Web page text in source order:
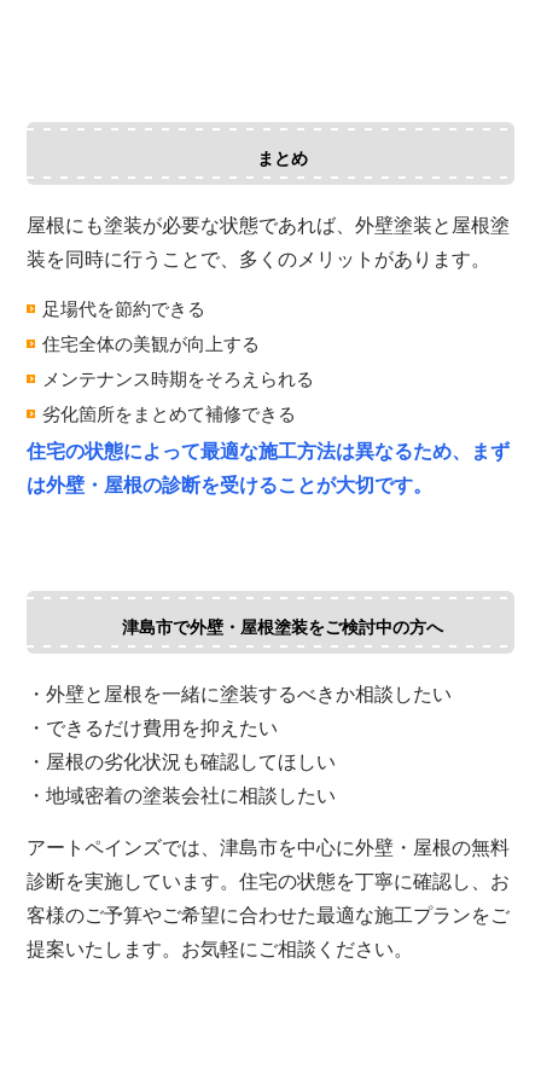
まとめ
屋根にも塗装が必要な状態であれば、外壁塗装と屋根塗
装を同時に行うことで、多くのメリットがあります。
足場代を節約できる
住宅全体の美観が向上する
メンテナンス時期をそろえられる
劣化箇所をまとめて補修できる
住宅の状態によって最適な施工方法は異なるため、まず
は外壁・屋根の診断を受けることが大切です。
津島市で外壁・屋根塗装をご検討中の方へ
・外壁と屋根を一緒に塗装するべきか相談したい
・できるだけ費用を抑えたい
・屋根の劣化状況も確認してほしい
・地域密着の塗装会社に相談したい
アートペインズでは、津島市を中心に外壁・屋根の無料
診断を実施しています。住宅の状態を丁寧に確認し、お
客様のご予算やご希望に合わせた最適な施工プランをご
提案いたします。お気軽にご相談ください。